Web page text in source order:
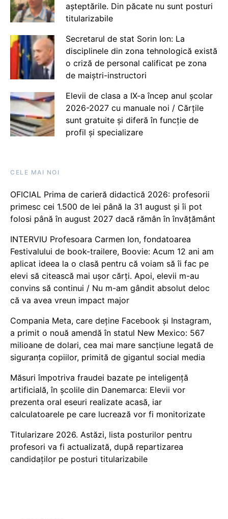
așteptările. Din păcate nu sunt posturi
titularizabile
Secretarul de stat Sorin Ion: La
disciplinele din zona tehnologică există
o criză de personal calificat pe zona
de maiștri-instructori
Elevii de clasa a IX-a încep anul școlar
2026-2027 cu manuale noi / Cărțile
sunt gratuite și diferă în funcție de
profil și specializare
CELE MAI NOI
OFICIAL Prima de carieră didactică 2026: profesorii
primesc cei 1.500 de lei până la 31 august și îi pot
folosi până în august 2027 dacă rămân în învățământ
INTERVIU Profesoara Carmen Ion, fondatoarea
Festivalului de book-trailere, Boovie: Acum 12 ani am
aplicat ideea la o clasă pentru că voiam să îi fac pe
elevi să citească mai ușor cărți. Apoi, elevii m-au
convins să continui / Nu m-am gândit absolut deloc
că va avea vreun impact major
Compania Meta, care deține Facebook și Instagram,
a primit o nouă amendă în statul New Mexico: 567
milioane de dolari, cea mai mare sancțiune legată de
siguranța copiilor, primită de gigantul social media
Măsuri împotriva fraudei bazate pe inteligență
artificială, în școlile din Danemarca: Elevii vor
prezenta oral eseuri realizate acasă, iar
calculatoarele pe care lucrează vor fi monitorizate
Titularizare 2026. Astăzi, lista posturilor pentru
profesori va fi actualizată, după repartizarea
candidaților pe posturi titularizabile